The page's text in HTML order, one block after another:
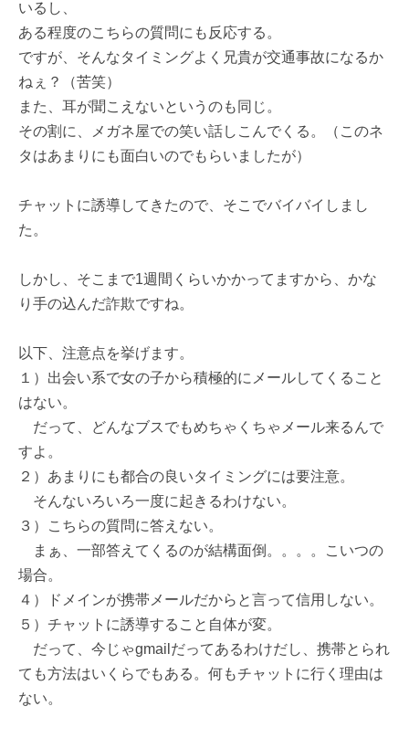
いるし、
ある程度のこちらの質問にも反応する。
ですが、そんなタイミングよく兄貴が交通事故になるか
ねぇ？（苦笑）
また、耳が聞こえないというのも同じ。
その割に、メガネ屋での笑い話しこんでくる。（このネ
タはあまりにも面白いのでもらいましたが）
チャットに誘導してきたので、そこでバイバイしまし
た。
しかし、そこまで1週間くらいかかってますから、かな
り手の込んだ詐欺ですね。
以下、注意点を挙げます。
１）出会い系で女の子から積極的にメールしてくること
はない。
だって、どんなブスでもめちゃくちゃメール来るんで
すよ。
２）あまりにも都合の良いタイミングには要注意。
そんないろいろ一度に起きるわけない。
３）こちらの質問に答えない。
まぁ、一部答えてくるのが結構面倒。。。。こいつの
場合。
４）ドメインが携帯メールだからと言って信用しない。
５）チャットに誘導すること自体が変。
だって、今じゃgmailだってあるわけだし、携帯とられ
ても方法はいくらでもある。何もチャットに行く理由は
ない。